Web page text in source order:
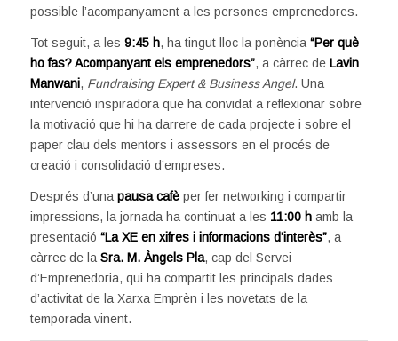
possible l’acompanyament a les persones emprenedores.
Tot seguit, a les 9:45 h, ha tingut lloc la ponència “Per què
ho fas? Acompanyant els emprenedors”, a càrrec de Lavin
Manwani, Fundraising Expert & Business Angel. Una
intervenció inspiradora que ha convidat a reflexionar sobre
la motivació que hi ha darrere de cada projecte i sobre el
paper clau dels mentors i assessors en el procés de
creació i consolidació d’empreses.
Després d’una pausa cafèper fer networking i compartir
impressions, la jornada ha continuat a les 11:00 hamb la
presentació “La XE en xifres i informacions d’interès”, a
càrrec de la Sra. M. Àngels Pla, cap del Servei
d’Emprenedoria, qui ha compartit les principals dades
d’activitat de la Xarxa Emprèn i les novetats de la
temporada vinent.